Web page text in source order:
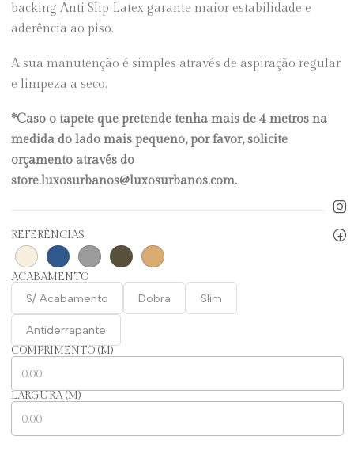
backing Anti Slip Latex garante maior estabilidade e
aderência ao piso.
A sua manutenção é simples através de aspiração regular
e limpeza a seco.
*Caso o tapete que pretende tenha mais de 4 metros na
medida do lado mais pequeno, por favor, solicite
orçamento através do
store.luxosurbanos@luxosurbanos.com.
REFERÊNCIAS
ACABAMENTO
S/ Acabamento Dobra Slim
Antiderrapante
COMPRIMENTO (M)
LARGURA (M)